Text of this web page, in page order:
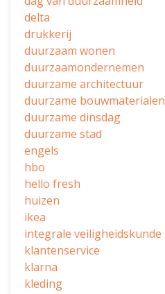
delta
drukkerij
duurzaam wonen
duurzaamondernemen
duurzame architectuur
duurzame bouwmaterialen
duurzame dinsdag
duurzame stad
engels
hbo
hello fresh
huizen
ikea
integrale veiligheidskunde
klantenservice
klarna
kleding